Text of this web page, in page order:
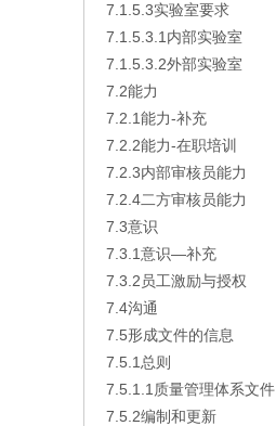
7.1.5.3实验室要求
7.1.5.3.1内部实验室
7.1.5.3.2外部实验室
7.2能力
7.2.1能力-补充
7.2.2能力-在职培训
7.2.3内部审核员能力
7.2.4二方审核员能力
7.3意识
7.3.1意识—补充
7.3.2员工激励与授权
7.4沟通
7.5形成文件的信息
7.5.1总则
7.5.1.1质量管理体系文件
7.5.2编制和更新